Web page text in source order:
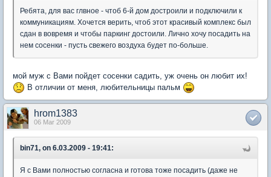
Ребята, для вас глвное - чтоб 6-й дом достроили и подключили к
коммуникациям. Хочется верить, чтоб этот красивый комплекс был
сдан в вовремя и чтобы паркинг достоили. Лично хочу посадить на
нем сосенки - пусть свежего воздуха будет по-больше.
мой муж с Вами пойдет сосенки садить, уж очень он любит их!
В отличии от меня, любительницы пальм
hrom1383
06 Mar 2009
bin71, on 6.03.2009 - 19:41:
Я с Вами полностью согласна и готова тоже посадить (даже не